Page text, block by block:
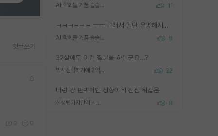
AI 학회들 거품 슬슬 지적이 나오네요 11
ㅋㅋㅋㅋㅋㅋ ㅠㅠ 그래서 일단 유명해지는게 중요한거같습니다
AI 학회들 거품 슬슬 지적이 나오네요 8
32살에도 이런 질문을 하는군요...?
박사진학하기에 2억은 괜찮은 (?) 정도의 경제력인가요 22
나랑 걍 판박이인 상황이네 진심 뭐같음
신생랩가지말라는 이유가 있었구나 8
댓글쓰기